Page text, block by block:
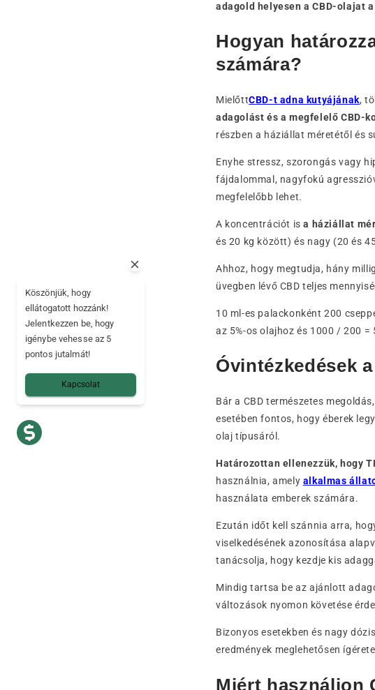
adagold helyesen a CBD-olajat
Hogyan
számára?
MielőttCBD-t adna kutyájának,
adagolást és a megfelelő CBD-
részben a háziállat méretétől és
Enyhe stressz, szorongás vagy
fájdalommal, nagyfokú
megfelelőbb lehet.
A koncentrációt isa háziállat
és 20 kg között) és nagy (20 és
Ahhoz, hogy megtudja, hány
üvegben lévő CBD teljes
10 ml-es palackonként 200
az 5%-os olajhoz és 1000 / 200 =
Óvintézkedések
Bár a CBD természetes
esetében fontos, hogy éberek
olaj típusáról.
Határozottan ellenezzük, hogy
használnia, amely alkalmas
használata emberek számára.
Ezután időt kell szánnia arra,
viselkedésének azonosítása
tanácsolja, hogy kezdje kis
Mindig tartsa be az ajánlott
változások nyomon követése
Bizonyos esetekben és nagy
eredmények meglehetősen
Miért használjon
Köszönjük, hogy
ellátogatott hozzánk!
Jelentkezzen be, hogy
igénybe vehesse az 5
pontos jutalmát!
Kapcsolat